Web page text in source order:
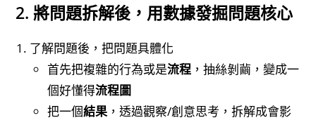
2. 將問題拆解後，用數據發掘問題核心
了解問題後，把問題具體化
首先把複雜的行為或是流程 ，抽絲剝繭，變成一
個好懂得流程圖
把一個結果，透過觀察/創意思考，拆解成會影